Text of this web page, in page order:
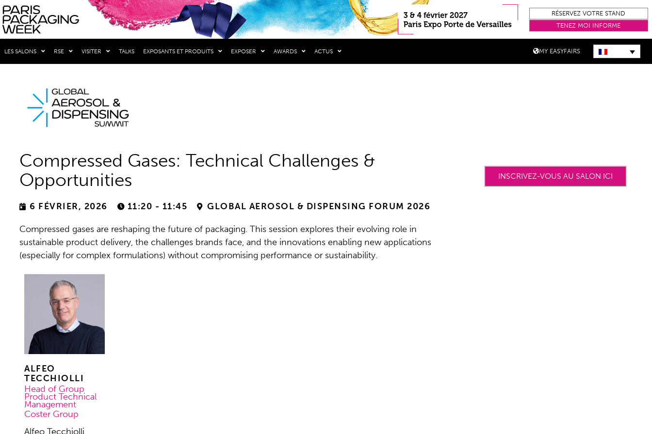
RÉSERVEZ VOTRE STAND
TENEZ MOI INFORME
LES SALONS RSE VISITER TALKS EXPOSANTS ET PRODUITS EXPOSER AWARDS ACTUS MY EASYFAIRS
Compressed Gases: Technical Challenges &
Opportunities
6 FÉVRIER, 2026 11:20 - 11:45 GLOBAL AEROSOL & DISPENSING FORUM 2026
Compressed gases are reshaping the future of packaging. This session explores their evolving role in
sustainable product delivery, the challenges brands face, and the innovations enabling new applications
(especially for complex formulations) without compromising performance or sustainability.
INSCRIVEZ-VOUS AU SALON ICI
ALFEO
TECCHIOLLI
Head of Group
Product Technical
Management
Coster Group
Alfeo Tecchiolli